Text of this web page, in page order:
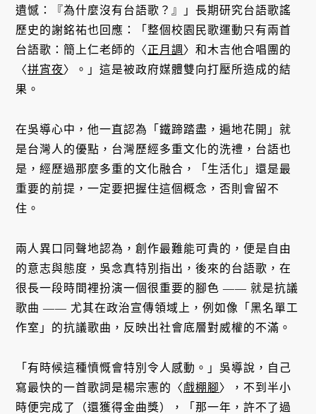
遺憾：『為什麼沒有台語歌？』」長期研究台語歌謠
歷史的謝銘祐也回應：「整個校園民歌運動只有兩首
台語歌：簡上仁老師的〈正月調 〉和木吉他合唱團的
〈拼宵夜〉。」這是被政府媒體雙向打壓所造成的結
果。
在吳導心中，他一直認為「鐵蹄踏盡，遍地花開」就
是台灣人的優點，台灣歷經多重文化的洗禮，台語也
是，經歷過那麼多重的文化融合，「生活化」還是最
重要的前提，一定要把握住這個概念，否則會留不
住。
兩人異口同聲地認為，創作最難能可貴的，便是自由
的意志與態度，吳念真特別指出，後來的台語歌，在
很長一段時間裡扮演一個很重要的腳色 —— 就是抗議
歌曲 —— 尤其在政治宣傳領域上，例如像「黑名單工
作室」的抗議歌曲，反映出社會底層對威權的不滿。
「有時候這種憤慨會特別令人感動。」吳導說，自己
寫最快的一首歌詞是楊宗憲的〈戲棚腳〉，不到半小
時便完成了（還獲得金曲獎），「那一年，許不了過